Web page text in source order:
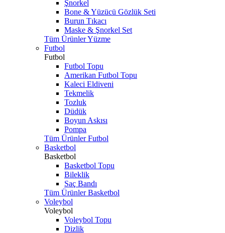
Şnorkel
Bone & Yüzücü Gözlük Seti
Burun Tıkacı
Maske & Şnorkel Set
Tüm Ürünler Yüzme
Futbol
Futbol
Futbol Topu
Amerikan Futbol Topu
Kaleci Eldiveni
Tekmelik
Tozluk
Düdük
Boyun Askısı
Pompa
Tüm Ürünler Futbol
Basketbol
Basketbol
Basketbol Topu
Bileklik
Saç Bandı
Tüm Ürünler Basketbol
Voleybol
Voleybol
Voleybol Topu
Dizlik